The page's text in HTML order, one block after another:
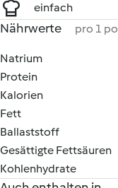
einfach
Nährwerte pro 1
Natrium
Protein
Kalorien
Fett
Ballaststoff
Gesättigte Fettsäuren
Kohlenhydrate